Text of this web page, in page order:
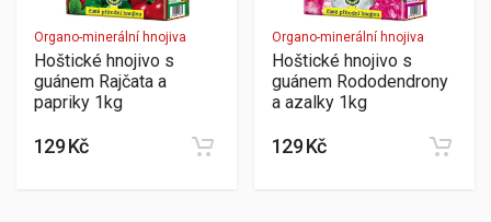
Organo-minerální hnojiva
Hoštické hnojivo s
guánem Rajčata a
papriky 1kg
129 Kč
Organo-minerální hnojiva
Hoštické hnojivo s
guánem Rododendrony
a azalky 1kg
129 Kč